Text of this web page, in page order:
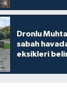
Dronlu
sabah
eksikleri